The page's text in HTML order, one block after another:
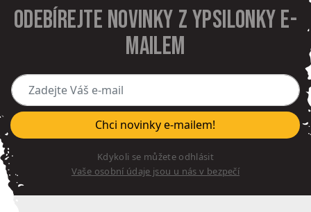
Odebírejte novinky z Ypsilonky e-
mailem
Zadejte Váš e-mail
Chci novinky e-mailem!
Kdykoli se můžete odhlásit
Vaše osobní údaje jsou u nás v bezpečí